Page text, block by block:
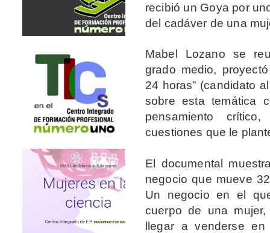
recibió un Goya por
del cadáver de una
Mabel Lozano se
grado medio,
24 horas” (candidato
sobre esta temática
pensamiento
cuestiones que le
El documental
negocio que mueve
Un negocio en el
cuerpo de una
llegar a venderse en